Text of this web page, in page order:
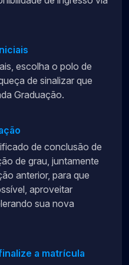
escolha o polo de
de sinalizar que
Graduação.
de conclusão de
de grau, juntamente
anterior, para que
aproveitar
sua nova
a matrícula